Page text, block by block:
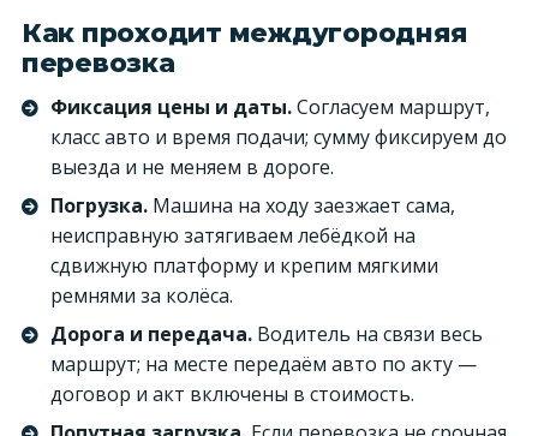
Как проходит междугородняя
перевозка
Фиксация цены и даты.Согласуем маршрут,
класс авто и время подачи; сумму фиксируем до
выезда и не меняем в дороге.
Погрузка. Машина на ходу заезжает сама,
неисправную затягиваем лебёдкой на
сдвижную платформу и крепим мягкими
ремнями за колёса.
Дорога и передача. Водитель на связи весь
маршрут; на месте передаём авто по акту —
договор и акт включены в стоимость.